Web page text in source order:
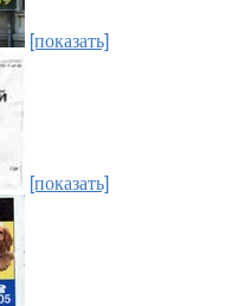
[показать]
[показать]